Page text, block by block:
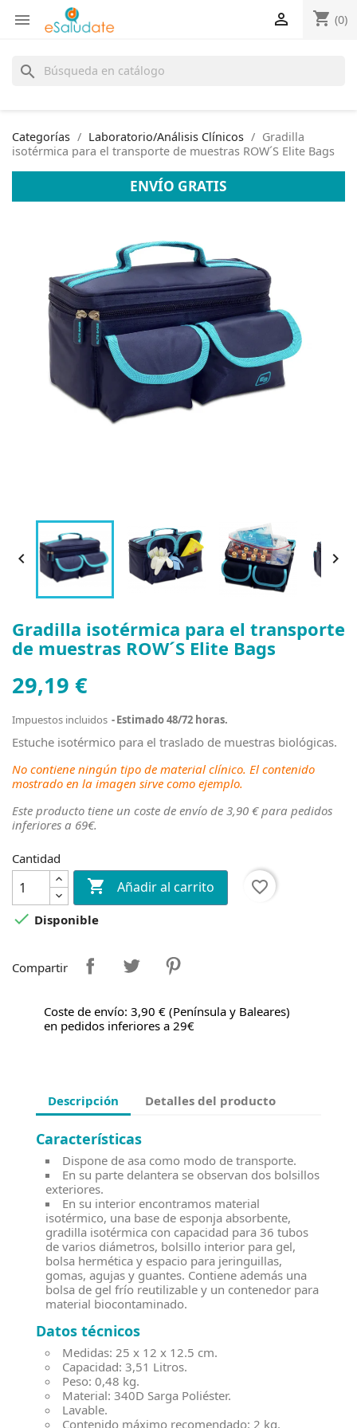
 shopping_cart (0)

search
Categorías Laboratorio/Análisis Clínicos
Gradilla
isotérmica para el transporte de muestras ROW´S Elite Bags
ENVÍO GRATIS
 
Gradilla isotérmica para el transporte
de muestras ROW´S Elite Bags
29,19 €
Impuestos incluidos Estimado 48/72 horas.
Estuche isotérmico para el traslado de muestras biológicas.
No contiene ningún tipo de material clínico. El contenido
mostrado en la imagen sirve como ejemplo.
Este producto tiene un coste de envío de 3,90 € para pedidos
inferiores a 69€.
Cantidad
 Añadir al carrito
favorite_border
 Disponible
Compartir
Coste de envío: 3,90 € (Península y Baleares)
en pedidos inferiores a 29€
Descripción Detalles del producto
Características
Dispone de asa como modo de transporte.
En su parte delantera se observan dos bolsillos
exteriores.
En su interior encontramos material
isotérmico, una base de esponja absorbente,
gradilla isotérmica con capacidad para 36 tubos
de varios diámetros, bolsillo interior para gel,
bolsa hermética y espacio para jeringuillas,
gomas, agujas y guantes. Contiene además una
bolsa de gel frío reutilizable y un contenedor para
material biocontaminado.
Datos técnicos
Medidas: 25 x 12 x 12.5 cm.
Capacidad: 3,51 Litros.
Peso: 0,48 kg.
Material: 340D Sarga Poliéster.
Lavable.
Contenido máximo recomendado: 2 kg.